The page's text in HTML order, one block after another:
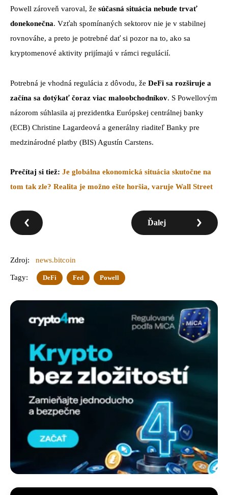
Powell zároveň varoval, že súčasná situácia nebude trvať
donekonečna. Vzťah spomínaných sektorov nie je v stabilnej
rovnováhe, a preto je potrebné dať si pozor na to, ako sa
kryptomenové aktivity prijímajú v rámci regulácií.
Potrebná je vhodná regulácia z dôvodu, že DeFi sa rozširuje a
začína sa dotýkať čoraz viac maloobchodníkov. S Powellovým
názorom súhlasila aj prezidentka Európskej centrálnej banky
(ECB) Christine Lagardeová a generálny riaditeľ Banky pre
medzinárodné platby (BIS) Agustín Carstens.
Prečítaj si tiež: Je globálna ekonomická situácia skutočne na
tom tak zle? Realita je možno ešte horšia, varuje Wall Street
Ďalej
Zdroj: news.bitcoin
Tagy: DeFi Fed Powell